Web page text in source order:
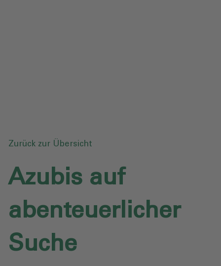
Zurück zur Übersicht
Azubis auf
abenteuerlicher
Suche